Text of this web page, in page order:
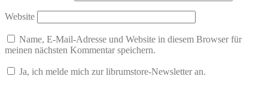
Website
Name, E-Mail-Adresse und Website in diesem Browser für
meinen nächsten Kommentar speichern.
Ja, ich melde mich zur librumstore-Newsletter an.